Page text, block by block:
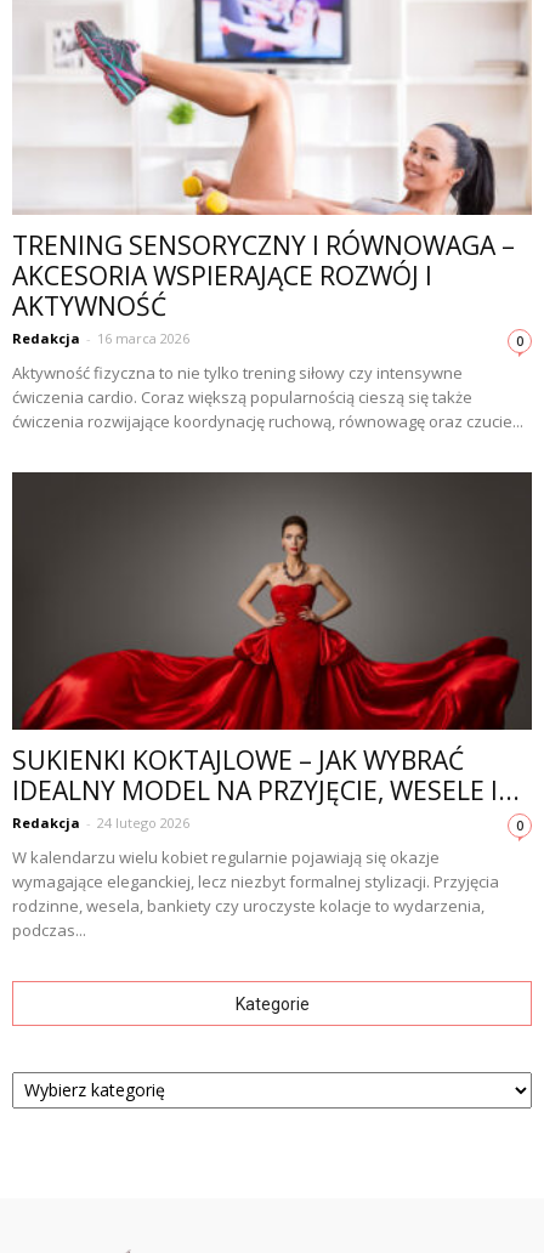
TRENING SENSORYCZNY I RÓWNOWAGA –
AKCESORIA WSPIERAJĄCE ROZWÓJ I
AKTYWNOŚĆ
Redakcja - 16 marca 2026 0
Aktywność fizyczna to nie tylko trening siłowy czy intensywne
ćwiczenia cardio. Coraz większą popularnością cieszą się także
ćwiczenia rozwijające koordynację ruchową, równowagę oraz czucie...
SUKIENKI KOKTAJLOWE – JAK WYBRAĆ
IDEALNY MODEL NA PRZYJĘCIE, WESELE I...
Redakcja - 24 lutego 2026 0
W kalendarzu wielu kobiet regularnie pojawiają się okazje
wymagające eleganckiej, lecz niezbyt formalnej stylizacji. Przyjęcia
rodzinne, wesela, bankiety czy uroczyste kolacje to wydarzenia,
podczas...
Kategorie
Kategorie